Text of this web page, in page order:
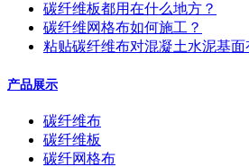
碳纤维板都用在什么地方？
碳纤维网格布如何施工？
粘贴碳纤维布对混凝土水泥基面
产品展示
碳纤维布
碳纤维板
碳纤网格布